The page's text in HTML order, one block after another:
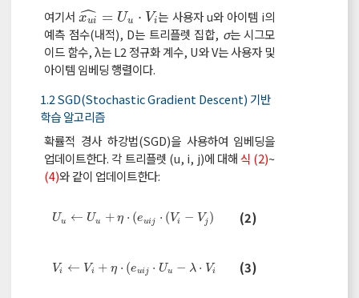
여기서xui
ˆ = Uu ⋅ Vi
xui^ =U u⋅Vi
는 사용자 u와 아이템 i의
예측 점수(내적), D는 트리플렛 집합, σ는 시그모
이드 함수, λ는 L2 정규화 계수, U와 V는 사용자 및
아이템 임베딩 행렬이다.
1.2 SGD(Stochastic Gradient Descent) 기반
학습 알고리즘
확률적 경사 하강법(SGD)을 사용하여 임베딩을
업데이트한다. 각 트리플렛 (u, i, j)에 대해식 (2)~
(4)와 같이 업데이트한다:
Uu ← Uu + η ⋅ (euij ⋅ ( Vi − Vj ) ⋅ Uu
U u←U u+η⋅ e uij ⋅Vi -Vj- u
(2)
Vi ← Vi + η ⋅ (euij ⋅ Uu − λ ⋅ Vi
Vi←Vi+ η⋅eu i ⋅U u- λ⋅V i (3)